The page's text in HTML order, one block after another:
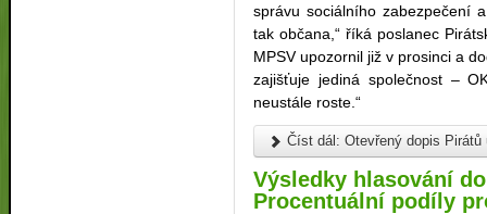
správu sociálního zabezpečení
tak občana,“ říká poslanec
MPSV upozornil již v prosinci a
zajišťuje jediná společnost –
neustále roste.“
Číst dál: Otevřený dopis
Výsledky hlasování
Procentuální podíly